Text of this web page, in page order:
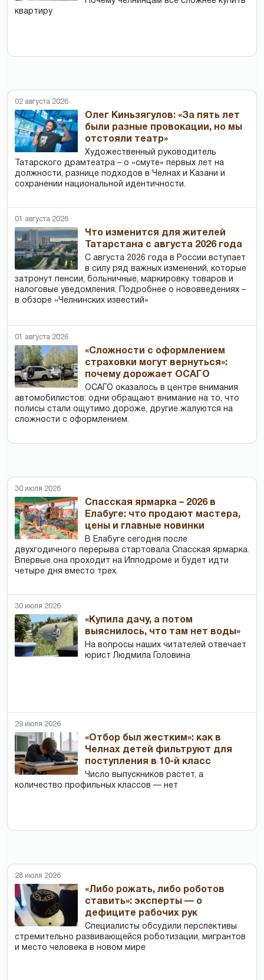
квартиру
02 августа 2026
Олег Киньзягулов: «За пять лет
были разные провокации, но мы
отстояли театр»
Художественный руководитель
Татарского драмтеатра – о «смуте» первых лет на
должности, разнице подходов в Челнах и Казани и
сохранении национальной идентичности.
01 августа 2026
Что изменится для жителей
Татарстана с августа 2026 года
С августа 2026 года в России вступает
в силу ряд важных изменений, которые
затронут пенсии, больничные, маркировку товаров и
налоговые уведомления. Подробнее о нововведениях –
в обзоре «Челнинских известий»
01 августа 2026
«Сложности с оформлением
страховки могут вернуться»:
почему дорожает ОСАГО
ОСАГО оказалось в центре внимания
автомобилистов: одни обращают внимание на то, что
полисы стали ощутимо дороже, другие жалуются на
сложности с оформлением.
30 июля 2026
Спасская ярмарка – 2026 в
Елабуге: что продают мастера,
цены и главные новинки
В Елабуге сегодня после
двухгодичного перерыва стартовала Спасская ярмарка.
Впервые она проходит на Ипподроме и будет идти
четыре дня вместо трех.
30 июля 2026
«Купила дачу, а потом
выяснилось, что там нет воды»
На вопросы наших читателей отвечает
юрист Людмила Головина
29 июля 2026
«Отбор был жестким»: как в
Челнах детей фильтруют для
поступления в 10-й класс
Число выпускников растет, а
количество профильных классов — нет
28 июля 2026
«Либо рожать, либо роботов
ставить»: эксперты — о
дефиците рабочих рук
Специалисты обсудили перспективы
стремительно развивающейся роботизации, мигрантов
и место человека в новом мире